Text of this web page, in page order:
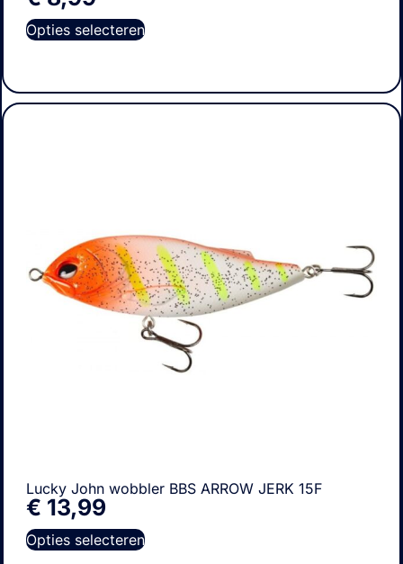
Opties selecteren
Lucky John wobbler BBS ARROW JERK 15F
€ 13,99
Opties selecteren